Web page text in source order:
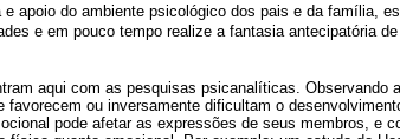
apoio do ambiente psicológico dos pais e da família,
e em pouco tempo realize a fantasia antecipatória
aqui com as pesquisas psicanalíticas. Observando
ou inversamente dificultam o
pode afetar as expressões de seus membros, e